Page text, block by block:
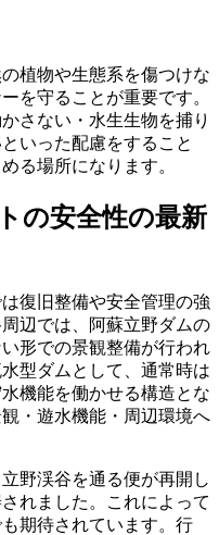
植物や生態系を傷つけな
を守ることが重要です。
さない・水生生物を捕り
いった配慮をすること
る場所になります。
の安全性の最新
復旧整備や安全管理の強
辺では、阿蘇立野ダムの
形での景観整備が行われ
型ダムとして、通常時は
機能を働かせる構造とな
・遊水機能・周辺環境へ
野渓谷を通る便が再開し
れました。これによって
期待されています。行